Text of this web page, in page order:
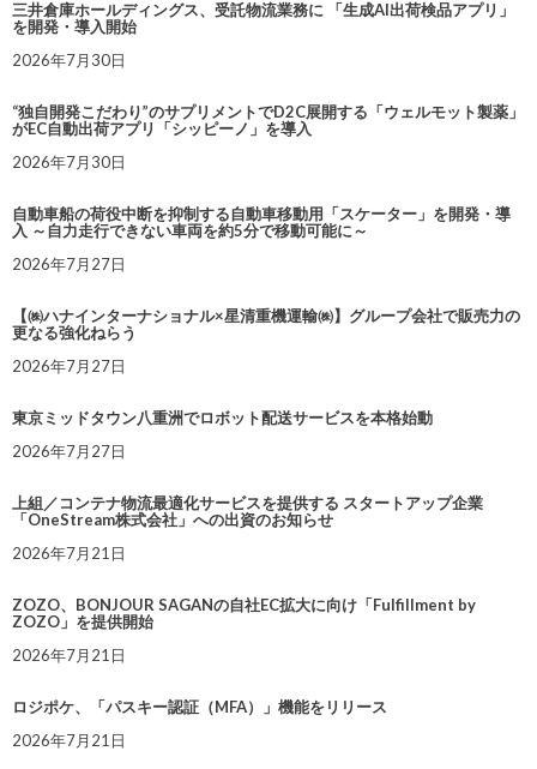
三井倉庫ホールディングス、受託物流業務に 「生成AI出荷検品アプリ」
を開発・導入開始
2026年7月30日
“独自開発こだわり”のサプリメントでD2C展開する「ウェルモット製薬」
がEC自動出荷アプリ「シッピーノ」を導入
2026年7月30日
自動車船の荷役中断を抑制する自動車移動用「スケーター」を開発・導
入 ～自力走行できない車両を約5分で移動可能に～
2026年7月27日
【㈱ハナインターナショナル×星清重機運輸㈱】グループ会社で販売力の
更なる強化ねらう
2026年7月27日
東京ミッドタウン八重洲でロボット配送サービスを本格始動
2026年7月27日
上組／コンテナ物流最適化サービスを提供する スタートアップ企業
「OneStream株式会社」への出資のお知らせ
2026年7月21日
ZOZO、BONJOUR SAGANの自社EC拡大に向け「Fulfillment by
ZOZO」を提供開始
2026年7月21日
ロジポケ、「パスキー認証（MFA）」機能をリリース
2026年7月21日